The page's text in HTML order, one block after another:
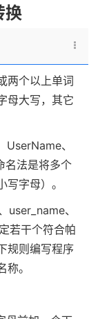
换
两个以上单词
母大写，其它
、
名法是将多个
字母）。
、
若干个符合帕
规则编写程序
。